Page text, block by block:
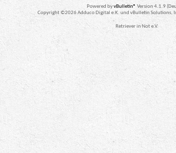
Powered byvBulletin® Version 4.1.9
Copyright ©2026 Adduco Digital e.K. und vBulletin Solutions,
Retriever in Not e.V.